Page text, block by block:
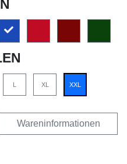
L XL XXL
Wareninformationen